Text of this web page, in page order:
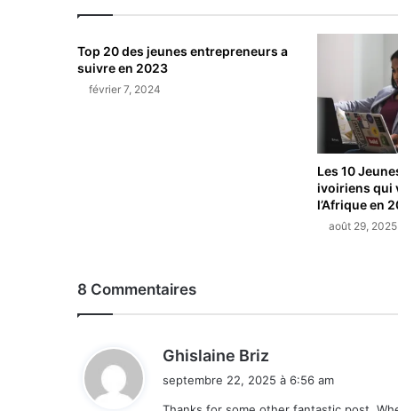
Top 20 des jeunes entrepreneurs a
suivre en 2023
février 7, 2024
Les 10
ivoiriens qui
l’Afrique en
août 29, 2025
8 Commentaires
Ghislaine Briz
i
septembre 22, 2025 à 6:56 am